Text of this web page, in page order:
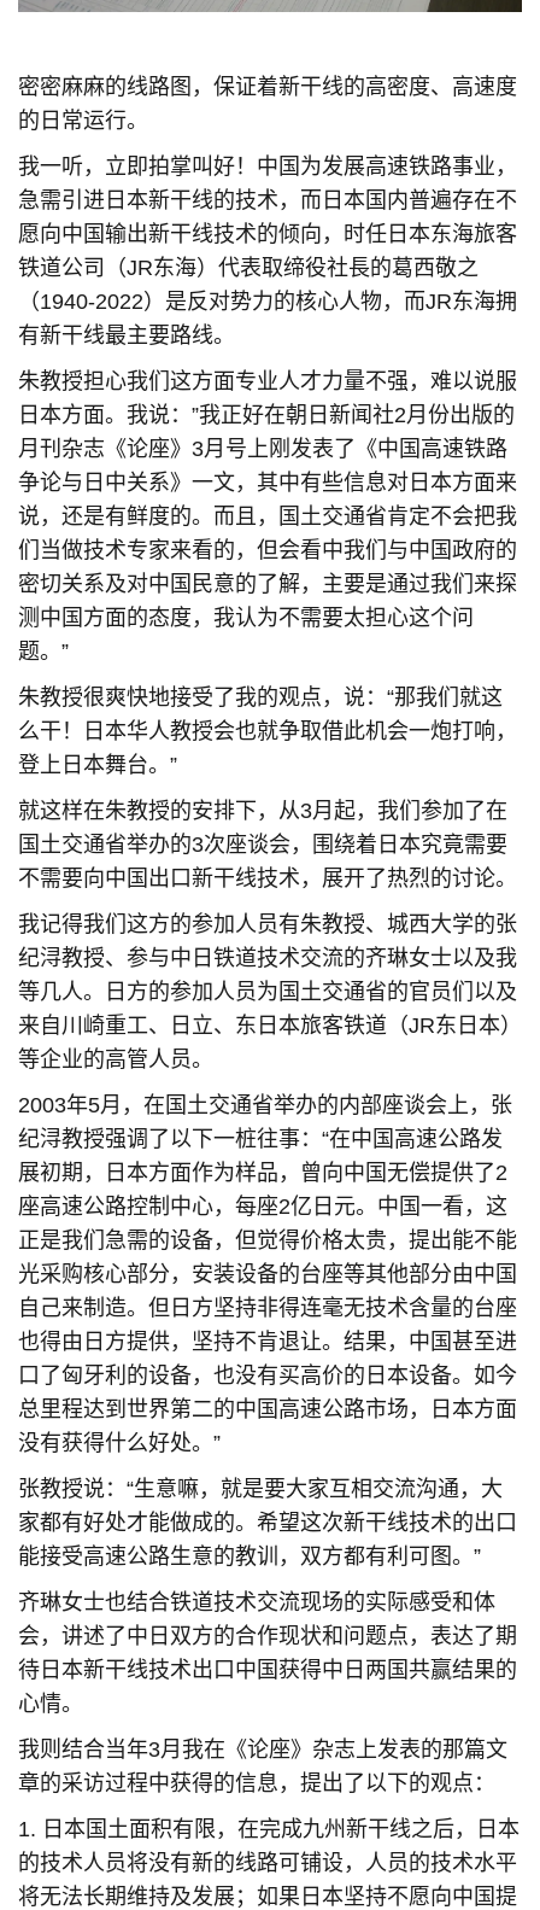
密密麻麻的线路图，保证着新干线的高密度、高速度
的日常运行。
我一听，立即拍掌叫好！中国为发展高速铁路事业，
急需引进日本新干线的技术，而日本国内普遍存在不
愿向中国输出新干线技术的倾向，时任日本东海旅客
铁道公司（JR东海）代表取缔役社長的葛西敬之
（1940-2022）是反对势力的核心人物，而JR东海拥
有新干线最主要路线。
朱教授担心我们这方面专业人才力量不强，难以说服
日本方面。我说：”我正好在朝日新闻社2月份出版的
月刊杂志《论座》3月号上刚发表了《中国高速铁路
争论与日中关系》一文，其中有些信息对日本方面来
说，还是有鲜度的。而且，国土交通省肯定不会把我
们当做技术专家来看的，但会看中我们与中国政府的
密切关系及对中国民意的了解，主要是通过我们来探
测中国方面的态度，我认为不需要太担心这个问
题。”
朱教授很爽快地接受了我的观点，说：“那我们就这
么干！日本华人教授会也就争取借此机会一炮打响，
登上日本舞台。”
就这样在朱教授的安排下，从3月起，我们参加了在
国土交通省举办的3次座谈会，围绕着日本究竟需要
不需要向中国出口新干线技术，展开了热烈的讨论。
我记得我们这方的参加人员有朱教授、城西大学的张
纪浔教授、参与中日铁道技术交流的齐琳女士以及我
等几人。日方的参加人员为国土交通省的官员们以及
来自川崎重工、日立、东日本旅客铁道（JR东日本）
等企业的高管人员。
2003年5月，在国土交通省举办的内部座谈会上，张
纪浔教授强调了以下一桩往事：“在中国高速公路发
展初期，日本方面作为样品，曾向中国无偿提供了2
座高速公路控制中心，每座2亿日元。中国一看，这
正是我们急需的设备，但觉得价格太贵，提出能不能
光采购核心部分，安装设备的台座等其他部分由中国
自己来制造。但日方坚持非得连毫无技术含量的台座
也得由日方提供，坚持不肯退让。结果，中国甚至进
口了匈牙利的设备，也没有买高价的日本设备。如今
总里程达到世界第二的中国高速公路市场，日本方面
没有获得什么好处。”
张教授说：“生意嘛，就是要大家互相交流沟通，大
家都有好处才能做成的。希望这次新干线技术的出口
能接受高速公路生意的教训，双方都有利可图。”
齐琳女士也结合铁道技术交流现场的实际感受和体
会，讲述了中日双方的合作现状和问题点，表达了期
待日本新干线技术出口中国获得中日两国共赢结果的
心情。
我则结合当年3月我在《论座》杂志上发表的那篇文
章的采访过程中获得的信息，提出了以下的观点：
1. 日本国土面积有限，在完成九州新干线之后，日本
的技术人员将没有新的线路可铺设，人员的技术水平
将无法长期维持及发展；如果日本坚持不愿向中国提